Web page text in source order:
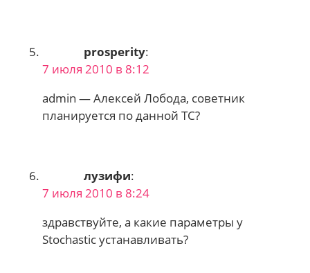
prosperity:
7 июля 2010 в 8:12
admin — Алексей Лобода, советник
планируется по данной ТС?
лузифи:
7 июля 2010 в 8:24
здравствуйте, а какие параметры у
Stochastic устанавливать?